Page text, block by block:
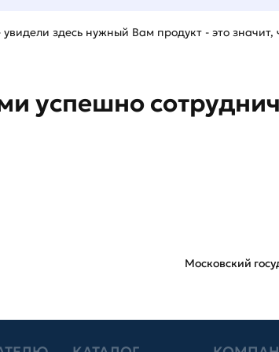
увидели здесь нужный Вам продукт - это значит,
успешно
Московский